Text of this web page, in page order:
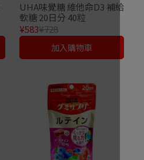
UHA味覺糖 維他命D3 補給
軟糖 20日分 40粒
¥583¥728
加入購物車